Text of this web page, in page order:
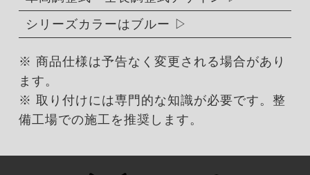
シリーズカラーはブルー
※ 商品仕様は予告なく変更される場合があり
ます。
※ 取り付けには専門的な知識が必要です。整
備工場での施工を推奨します。